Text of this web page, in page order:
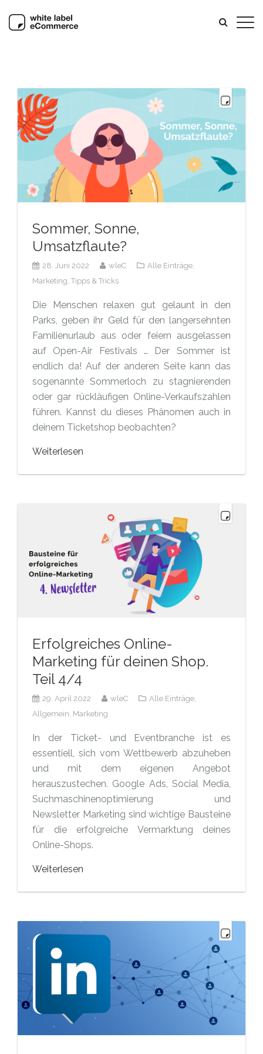
Sommer, Sonne,
Umsatzflaute?
28. Juni 2022 wleC
Alle Einträge,
Marketing, Tipps & Tricks
Die Menschen relaxen gut gelaunt in den
Parks, geben ihr Geld für den langersehnten
Familienurlaub aus oder feiern ausgelassen
auf Open-Air Festivals … Der Sommer ist
endlich da! Auf der anderen Seite kann das
sogenannte Sommerloch zu stagnierenden
oder gar rückläufigen Online-Verkaufszahlen
führen. Kannst du dieses Phänomen auch in
deinem Ticketshop beobachten?
Weiterlesen
Erfolgreiches Online-
Marketing für deinen Shop.
Teil 4/4
29. April 2022 wleC
Alle Einträge,
Allgemein, Marketing
In der Ticket- und Eventbranche ist es
essentiell, sich vom Wettbewerb abzuheben
und mit dem eigenen Angebot
herauszustechen. Google Ads, Social Media,
Suchmaschinenoptimierung und
Newsletter Marketing sind wichtige Bausteine
für die erfolgreiche Vermarktung deines
Online-Shops.
Weiterlesen